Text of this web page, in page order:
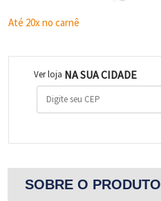
Até 20x no carnê
Ver loja NA SUA CIDADE
SOBRE O PRODUTO